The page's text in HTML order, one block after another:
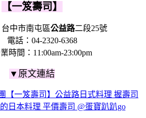
【一笈壽司】
台中市南屯區公益路二段25號
電話： 04-2320-6368
時間： 11:00am-23:00pm
▼原文連結
【一笈壽司】公益路日式料理 握壽司
日本料理 平價壽司 @蛋寶趴趴go